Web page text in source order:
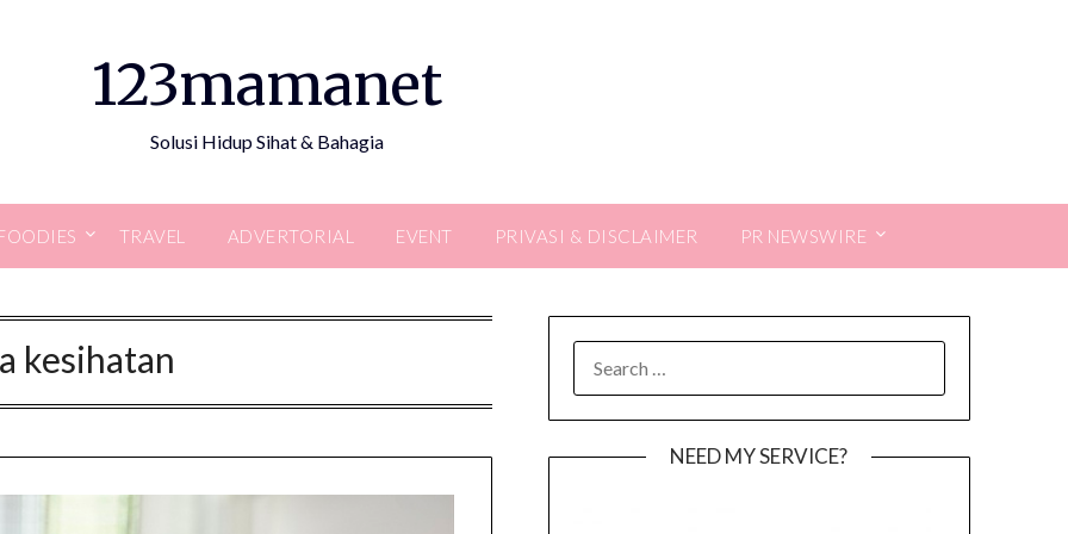
123mamanet
Solusi Hidup Sihat & Bahagia
TRAVEL ADVERTORIAL EVENT PRIVASI & DISCLAIMER PR NEWSWIRE
kesihatan
FOR:
NEED MY SERVICE?